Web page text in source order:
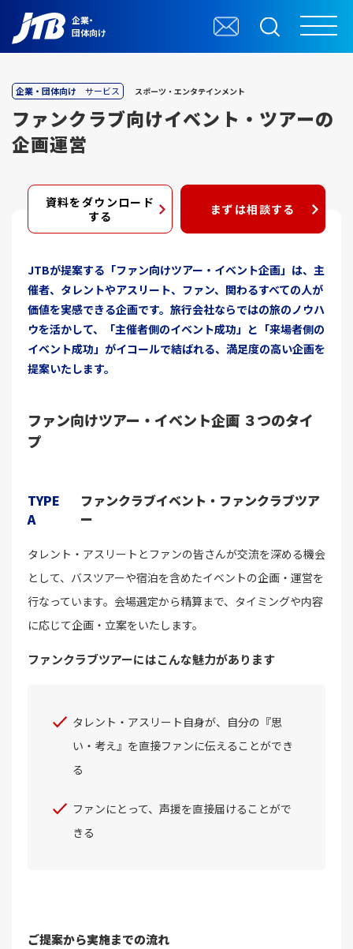
企業・
団体向け
企業・団体向け サービス スポーツ・エンタテインメント
ファンクラブ向けイベント・ツアーの
企画運営
資料をダウンロード
する
まずは相談する
JTBが提案する「ファン向けツアー・イベント企画」は、主
催者、タレントやアスリート、ファン、関わるすべての人が
価値を実感できる企画です。旅行会社ならではの旅のノウハ
ウを活かして、「主催者側のイベント成功」と「来場者側の
イベント成功」がイコールで結ばれる、満足度の高い企画を
提案いたします。
ファン向けツアー・イベント企画 ３つのタイ
プ
TYPE
A
ファンクラブイベント・ファンクラブツア
ー
タレント・アスリートとファンの皆さんが交流を深める機会
として、バスツアーや宿泊を含めたイベントの企画・運営を
行なっています。会場選定から精算まで、タイミングや内容
に応じて企画・立案をいたします。
ファンクラブツアーにはこんな魅力があります
タレント・アスリート自身が、自分の『思
い・考え』を直接ファンに伝えることができ
る
ファンにとって、声援を直接届けることがで
きる
ご提案から実施までの流れ